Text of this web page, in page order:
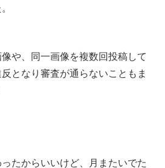
や、同一画像を複数回投稿して
となり審査が通らないこともま
たからいいけど、月またいでた